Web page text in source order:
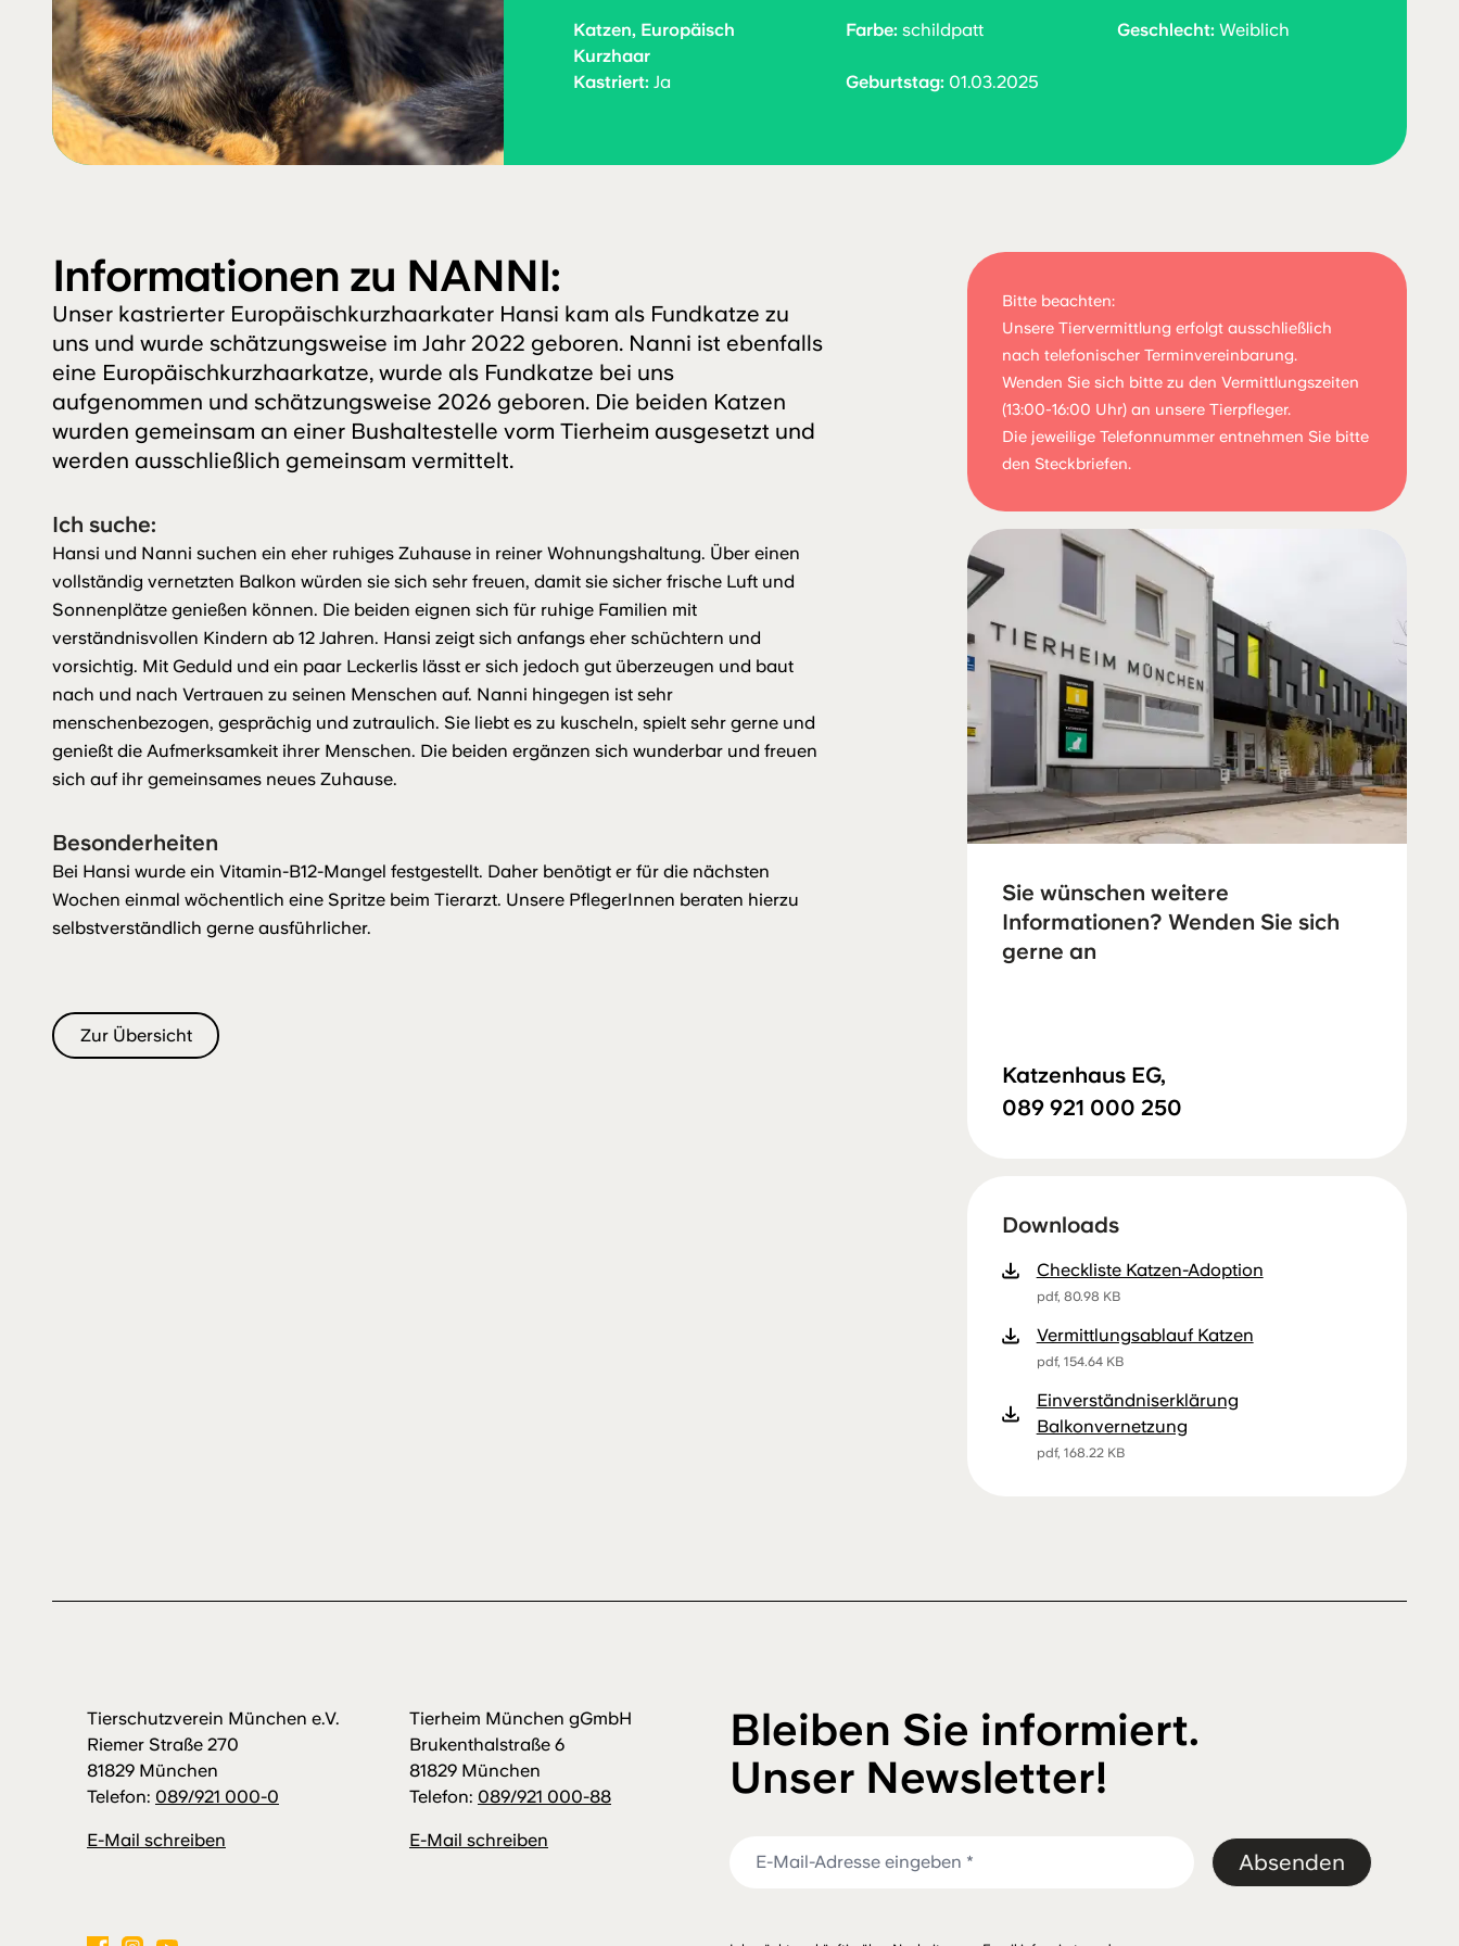
Katzen, Europäisch
Kurzhaar
Farbe:schildpatt Geschlecht: Weiblich
Kastriert: Ja Geburtstag:01.03.2025
Informationen zu NANNI:
Unser kastrierter Europäischkurzhaarkater Hansi kam als Fundkatze zu
uns und wurde schätzungsweise im Jahr 2022 geboren. Nanni ist ebenfalls
eine Europäischkurzhaarkatze, wurde als Fundkatze bei uns
aufgenommen und schätzungsweise 2026 geboren. Die beiden Katzen
wurden gemeinsam an einer Bushaltestelle vorm Tierheim ausgesetzt und
werden ausschließlich gemeinsam vermittelt.
Ich suche:
Hansi und Nanni suchen ein eher ruhiges Zuhause in reiner Wohnungshaltung. Über einen
vollständig vernetzten Balkon würden sie sich sehr freuen, damit sie sicher frische Luft und
Sonnenplätze genießen können. Die beiden eignen sich für ruhige Familien mit
verständnisvollen Kindern ab 12 Jahren. Hansi zeigt sich anfangs eher schüchtern und
vorsichtig. Mit Geduld und ein paar Leckerlis lässt er sich jedoch gut überzeugen und baut
nach und nach Vertrauen zu seinen Menschen auf. Nanni hingegen ist sehr
menschenbezogen, gesprächig und zutraulich. Sie liebt es zu kuscheln, spielt sehr gerne und
genießt die Aufmerksamkeit ihrer Menschen. Die beiden ergänzen sich wunderbar und freuen
sich auf ihr gemeinsames neues Zuhause.
Besonderheiten
Bei Hansi wurde ein Vitamin-B12-Mangel festgestellt. Daher benötigt er für die nächsten
Wochen einmal wöchentlich eine Spritze beim Tierarzt. Unsere PflegerInnen beraten hierzu
selbstverständlich gerne ausführlicher.
Zur Übersicht
Bitte beachten:
Unsere Tiervermittlung erfolgt ausschließlich
nach telefonischer Terminvereinbarung.
Wenden Sie sich bitte zu den Vermittlungszeiten
(13:00-16:00 Uhr) an unsere Tierpfleger.
Die jeweilige Telefonnummer entnehmen Sie bitte
den Steckbriefen.
Sie wünschen weitere
Informationen? Wenden Sie sich
gerne an
Katzenhaus EG,
089 921 000 250
Downloads
Checkliste Katzen-Adoption
pdf, 80.98 KB
Vermittlungsablauf Katzen
pdf, 154.64 KB
Einverständniserklärung
Balkonvernetzung
pdf, 168.22 KB
Tierschutzverein München e.V.
Riemer Straße 270
81829 München
Telefon: 089/921 000-0
E-Mail schreiben
Tierheim München gGmbH
Brukenthalstraße 6
81829 München
Telefon: 089/921 000-88
E-Mail schreiben
Bleiben Sie informiert.
Unser Newsletter!
Absenden